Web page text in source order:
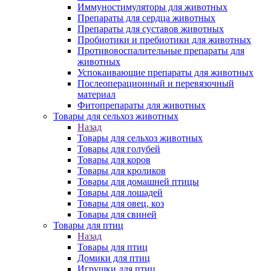
Иммуностимуляторы для животных
Препараты для сердца животных
Препараты для суставов животных
Пробиотики и пребиотики для животных
Противовоспалительные препараты для
животных
Успокаивающие препараты для животных
Послеоперационный и перевязочный
материал
Фитопрепараты для животных
Товары для сельхоз животных
Назад
Товары для сельхоз животных
Товары для голубей
Товары для коров
Товары для кроликов
Товары для домашней птицы
Товары для лошадей
Товары для овец, коз
Товары для свиней
Товары для птиц
Назад
Товары для птиц
Домики для птиц
Игрушки для птиц